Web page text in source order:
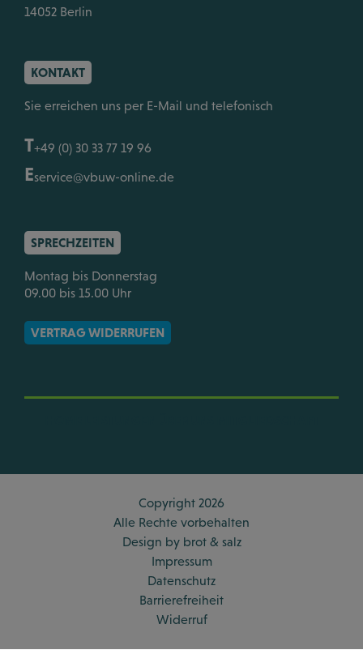
14052 Berlin
KONTAKT
Sie erreichen uns per E-Mail und telefonisch
T+49 (0) 30 33 77 19 96
Eservice@vbuw-online.de
SPRECHZEITEN
Montag bis Donnerstag
09.00 bis 15.00 Uhr
VERTRAG WIDERRUFEN
Copyright 2026
Alle Rechte vorbehalten
Design by brot & salz
Impressum
Datenschutz
Barrierefreiheit
Widerruf